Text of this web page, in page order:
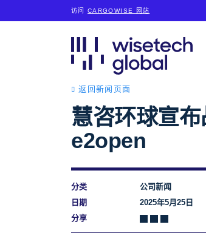
访问CARGOWISE 网站
返回新闻页面
慧咨环球宣
e2open
分类
公司新闻
日期
2025年5月25日
分享